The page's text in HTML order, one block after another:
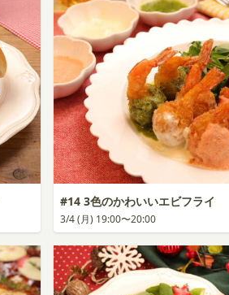
#14 3色のかわいいエビフライ
3/4 (月) 19:00〜20:00